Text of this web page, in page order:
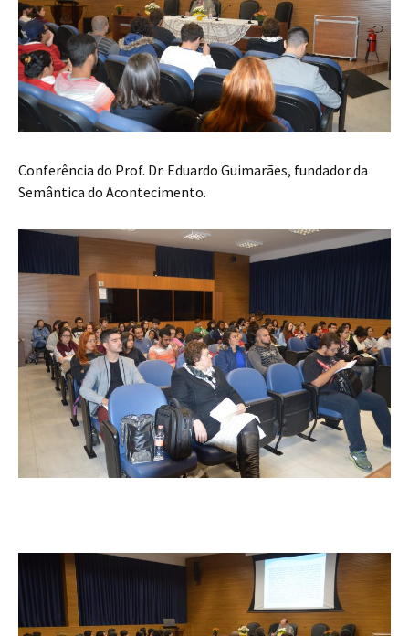
Conferência do Prof. Dr. Eduardo Guimarães, fundador da
Semântica do Acontecimento.